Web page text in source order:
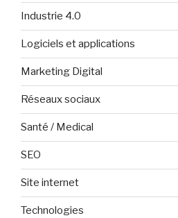
Industrie 4.0
Logiciels et applications
Marketing Digital
Réseaux sociaux
Santé / Medical
SEO
Site internet
Technologies